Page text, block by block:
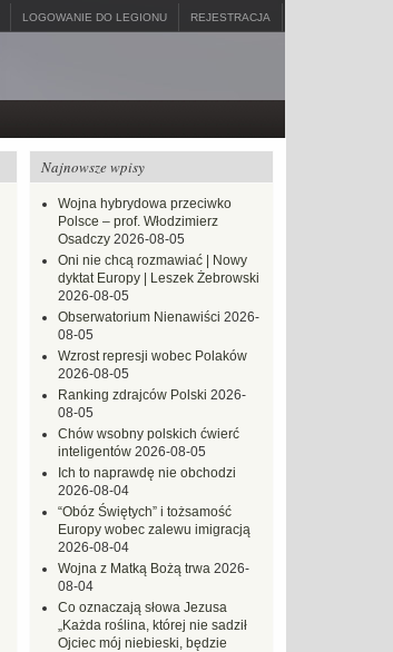
LOGOWANIE DO LEGIONU REJESTRACJA
Najnowsze wpisy
Wojna hybrydowa przeciwko
Polsce – prof. Włodzimierz
Osadczy 2026-08-05
Oni nie chcą rozmawiać | Nowy
dyktat Europy | Leszek Żebrowski
2026-08-05
Obserwatorium Nienawiści 2026-
08-05
Wzrost represji wobec Polaków
2026-08-05
Ranking zdrajców Polski 2026-
08-05
Chów wsobny polskich ćwierć
inteligentów 2026-08-05
Ich to naprawdę nie obchodzi
2026-08-04
“Obóz Świętych” i tożsamość
Europy wobec zalewu imigracją
2026-08-04
Wojna z Matką Bożą trwa 2026-
08-04
Co oznaczają słowa Jezusa
„Każda roślina, której nie sadził
Ojciec mój niebieski, będzie